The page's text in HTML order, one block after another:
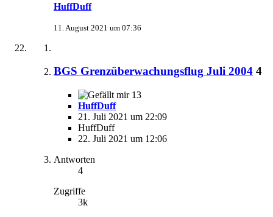
HuffDuff
11. August 2021 um 07:36
BGS Grenzüberwachungsflug Juli 2004 4
13
HuffDuff
21. Juli 2021 um 22:09
HuffDuff
22. Juli 2021 um 12:06
Antworten
4
Zugriffe
3k